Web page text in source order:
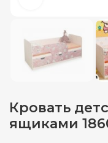
Кровать
ящиками